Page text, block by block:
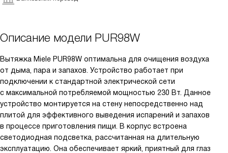
Описание модели PUR98W
Вытяжка Miele PUR98W оптимальна для очищения воздуха
от дыма, пара и запахов. Устройство работает при
подключении к стандартной электрической сети
с максимальной потребляемой мощностью 230 Вт. Данное
устройство монтируется на стену непосредственно над
плитой для эффективного выведения испарений и запахов
в процессе приготовления пищи. В корпус встроена
светодиодная подсветка, рассчитанная на длительную
эксплуатацию. Она обеспечивает яркий, приятный для глаз